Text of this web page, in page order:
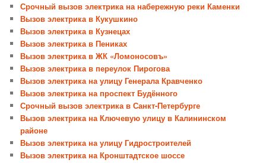
Срочный вызов электрика на набережную реки Каменки
Вызов электрика в Кукушкино
Вызов электрика в Кузнецах
Вызов электрика в Пениках
Вызов электрика в ЖК «Ломоносовъ»
Вызов электрика в переулок Пирогова
Вызов электрика на улицу Генерала Кравченко
Вызов электрика на проспект Будённого
Срочный вызов электрика в Санкт-Петербурге
Вызов электрика на Ключевую улицу в Калининском
районе
Вызов электрика на улицу Гидростроителей
Вызов электрика на Кронштадтское шоссе